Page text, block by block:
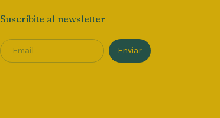
Suscribite al newsletter